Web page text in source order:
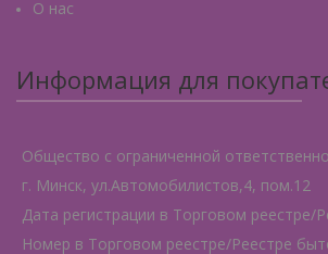
О нас
Информация для
Общество с ограниченной
г. Минск, ул.Автомобилистов,4, пом.12
Дата регистрации в Торговом реестре/
Номер в Торговом реестре/Реестре